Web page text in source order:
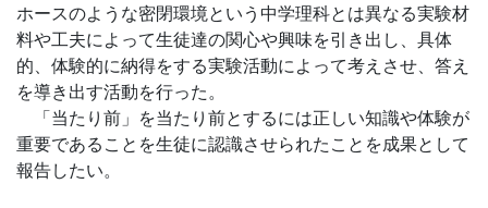
ホースのような密閉環境という中学理科とは異なる実験材
料や工夫によって生徒達の関心や興味を引き出し、具体
的、体験的に納得をする実験活動によって考えさせ、答え
を導き出す活動を行った。
「当たり前」を当たり前とするには正しい知識や体験が
重要であることを生徒に認識させられたことを成果として
報告したい。